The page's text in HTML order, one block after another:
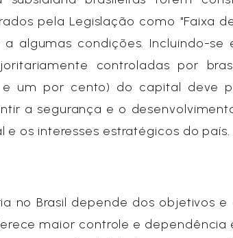
pela Legislação como "Faixa
algumas condições. Incluindo-se
controladas por
e um por cento) do capital deve
a segurança e o
os interesses estratégicos do país.
no Brasil depende dos objetivos e
maior controle e dependência